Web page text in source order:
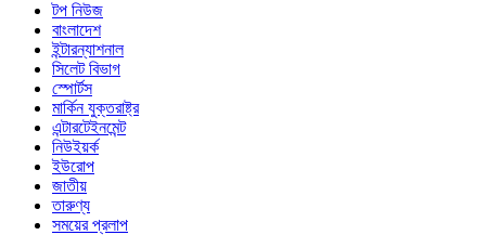
টপ নিউজ
বাংলাদেশ
ইন্টারন্যাশনাল
সিলেট বিভাগ
স্পোর্টস
মার্কিন যুক্তরাষ্ট্র
এন্টারটেইনমেন্ট
নিউইয়র্ক
ইউরোপ
জাতীয়
তারুণ্য
সময়ের প্রলাপ